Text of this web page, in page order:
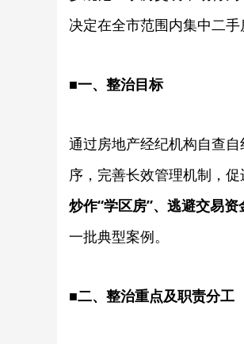
决定在全市范围内集中二手
■一、整治目标
通过房地产经纪机构自查
序，完善长效管理机制，促
炒作“学区房”、逃避交易
一批典型案例。
■二、整治重点及职责分工